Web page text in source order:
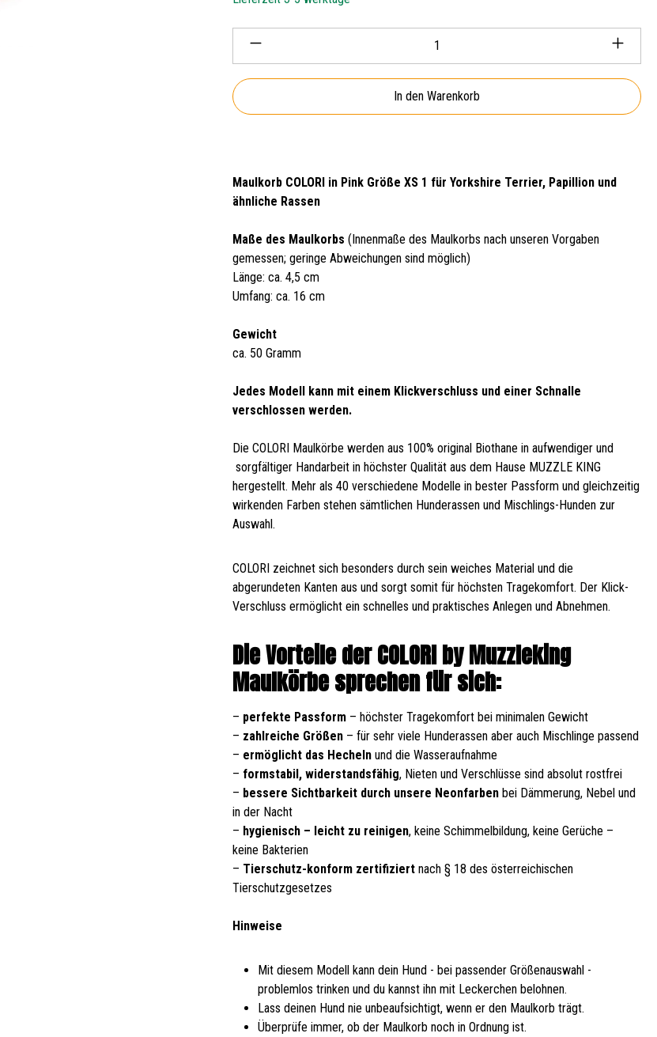
Produkt Anzahl: Gib den gewünschten Wert ein oder
In den Warenkorb
Maulkorb COLORI in Pink Größe XS 1 für Yorkshire Terrier, Papillion und
ähnliche Rassen
Maße des Maulkorbs(Innenmaße des Maulkorbs nach unseren Vorgaben
gemessen; geringe Abweichungen sind möglich)
Länge: ca. 4,5 cm
Umfang: ca. 16 cm
Gewicht
ca. 50 Gramm
Jedes Modell kann mit einem Klickverschluss und einer Schnalle
verschlossen werden.
Die COLORI Maulkörbe werden aus 100% original Biothane in aufwendiger und
sorgfältiger Handarbeit in höchster Qualität aus dem Hause MUZZLE KING
hergestellt. Mehr als 40 verschiedene Modelle in bester Passform und gleichzeitig
wirkenden Farben stehen sämtlichen Hunderassen und Mischlings-Hunden zur
Auswahl.
COLORI zeichnet sich besonders durch sein weiches Material und die
abgerundeten Kanten aus und sorgt somit für höchsten Tragekomfort. Der Klick-
Verschluss ermöglicht ein schnelles und praktisches Anlegen und Abnehmen.
Die Vorteile der COLORI by Muzzleking
Maulkörbe sprechen für sich:
– perfekte Passform – höchster Tragekomfort bei minimalen Gewicht
– zahlreiche Größen – für sehr viele Hunderassen aber auch Mischlinge passend
– ermöglicht das Hecheln und die Wasseraufnahme
– formstabil, widerstandsfähig, Nieten und Verschlüsse sind absolut rostfrei
– bessere Sichtbarkeit durch unsere Neonfarben bei Dämmerung, Nebel und
in der Nacht
– hygienisch – leicht zu reinigen, keine Schimmelbildung, keine Gerüche –
keine Bakterien
– Tierschutz-konform zertifiziert nach § 18 des österreichischen
Tierschutzgesetzes
Hinweise
Mit diesem Modell kann dein Hund - bei passender Größenauswahl -
problemlos trinken und du kannst ihn mit Leckerchen belohnen.
Lass deinen Hund nie unbeaufsichtigt, wenn er den Maulkorb trägt.
Überprüfe immer, ob der Maulkorb noch in Ordnung ist.